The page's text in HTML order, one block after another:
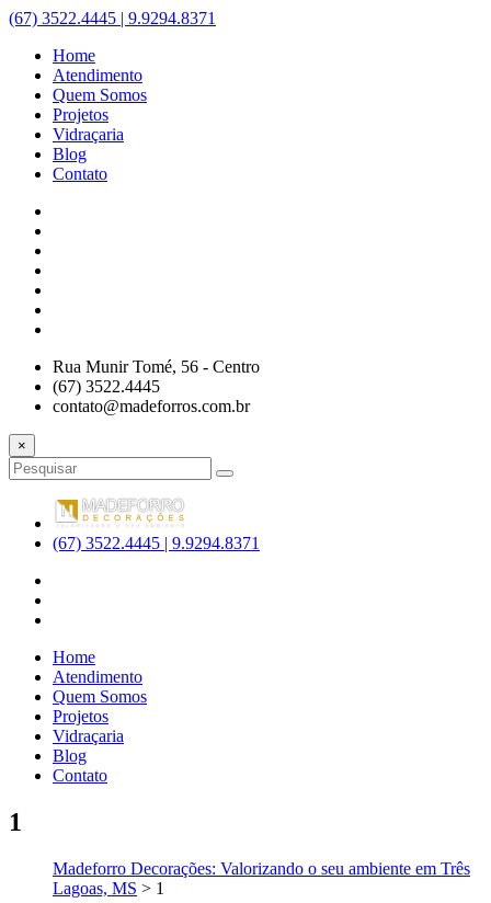
(67) 3522.4445 | 9.9294.8371
Home
Atendimento
Quem Somos
Projetos
Vidraçaria
Blog
Contato
Rua Munir Tomé, 56 - Centro
(67) 3522.4445
contato@madeforros.com.br
×
(67) 3522.4445 | 9.9294.8371
Home
Atendimento
Quem Somos
Projetos
Vidraçaria
Blog
Contato
1
Madeforro Decorações: Valorizando o seu ambiente em Três
Lagoas, MS > 1